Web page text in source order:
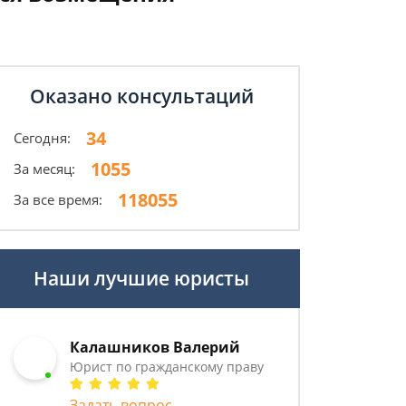
Оказано консультаций
Сегодня: 34
За месяц: 1055
За все время: 118055
Наши лучшие юристы
Калашников Валерий
Юрист по гражданскому праву